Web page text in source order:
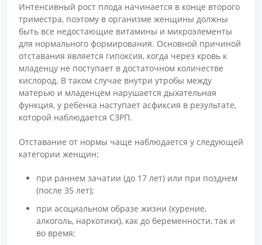
Интенсивный рост плода начинается в конце второго
триместра, поэтому в организме женщины должны
быть все недостающие витамины и микроэлементы
для нормального формирования. Основной причиной
отставания является гипоксия, когда через кровь к
младенцу не поступает в достаточном количестве
кислород. В таком случае внутри утробы между
матерью и младенцем нарушается дыхательная
функция, у ребенка наступает асфиксия в результате,
которой наблюдается СЗРП.
Отставание от нормы чаще наблюдается у следующей
категории женщин:
при раннем зачатии (до 17 лет) или при позднем
(после 35 лет);
при асоциальном образе жизни (курение,
алкоголь, наркотики), как до беременности, так и
во время;